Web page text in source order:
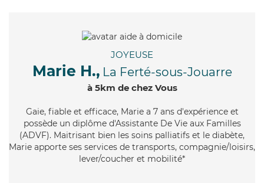
JOYEUSE
Marie H., La Ferté-sous-Jouarre
à 5km de chez Vous
Gaie, fiable et efficace, Marie a 7 ans d'expérience et
possède un diplôme d'Assistante De Vie aux Familles
(ADVF). Maitrisant bien les soins palliatifs et le diabète,
Marie apporte ses services de transports, compagnie/loisirs,
lever/coucher et mobilité*